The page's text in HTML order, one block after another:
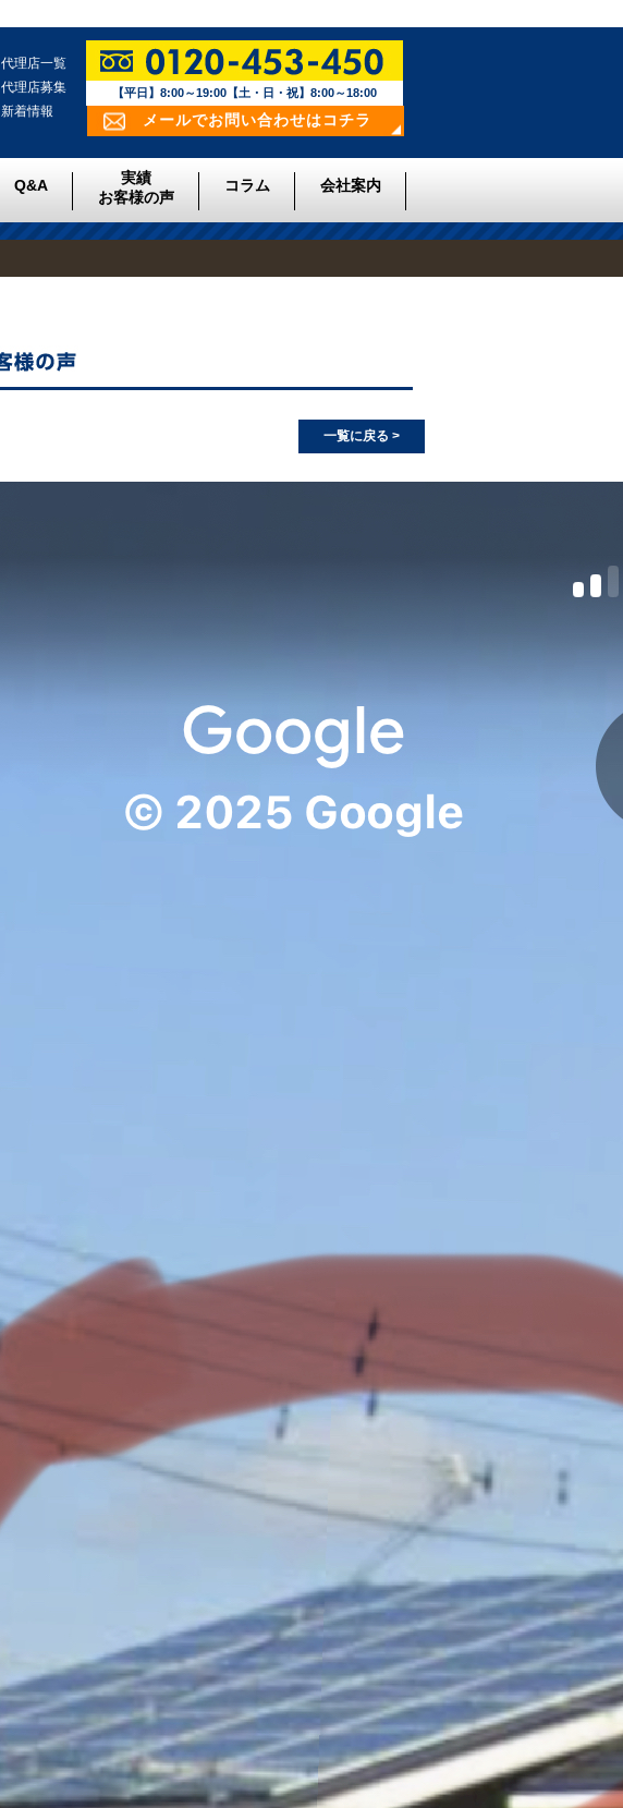
代理店一覧
代理店募集
新着情報
【平日】8:00～19:00【土・日・祝】8:00～18:00
メールでお問い合わせはコチラ
Q&A
実績
お客様の声
コラム 会社案内
一覧に戻る >